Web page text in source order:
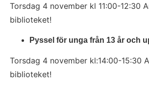
Torsdag 4 november kl 11:00-12:30
biblioteket!
Pyssel för unga från 13 år och
Torsdag 4 november kl:14:00-15:30
biblioteket!